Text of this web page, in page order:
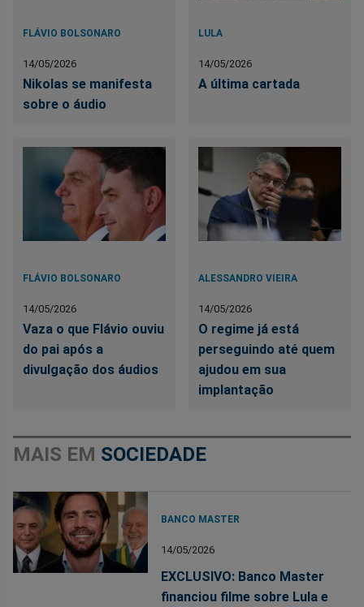
FLÁVIO BOLSONARO
14/05/2026
Nikolas se manifesta
sobre o áudio
LULA
14/05/2026
A última cartada
FLÁVIO BOLSONARO
14/05/2026
Vaza o que Flávio ouviu
do pai após a
divulgação dos áudios
ALESSANDRO VIEIRA
14/05/2026
O regime já está
perseguindo até quem
ajudou em sua
implantação
MAIS EM SOCIEDADE
BANCO MASTER
14/05/2026
EXCLUSIVO: Banco Master
financiou filme sobre Lula e